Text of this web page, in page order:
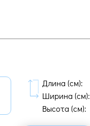
Длина (cм):
Ширина (cм):
Высота (cм):